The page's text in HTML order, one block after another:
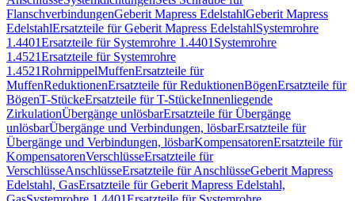
FlanschverbindungenGeberit Mapress EdelstahlGeberit Mapress
EdelstahlErsatzteile für Geberit Mapress EdelstahlSystemrohre
1.4401Ersatzteile für Systemrohre 1.4401 Systemrohre
1.4521Ersatzteile für Systemrohre
1.4521RohrnippelMuffenErsatzteile für
MuffenReduktionenErsatzteile für ReduktionenBögenErsatzteile für
BögenT-StückeErsatzteile für T-StückeInnenliegende
ZirkulationÜbergänge unlösbarErsatzteile für Übergänge
unlösbarÜbergänge und Verbindungen, lösbarErsatzteile für
Übergänge und Verbindungen, lösbarKompensatorenErsatzteile für
KompensatorenVerschlüsseErsatzteile für
VerschlüsseAnschlüsseErsatzteile für AnschlüsseGeberit Mapress
Edelstahl, GasErsatzteile für Geberit Mapress Edelstahl,